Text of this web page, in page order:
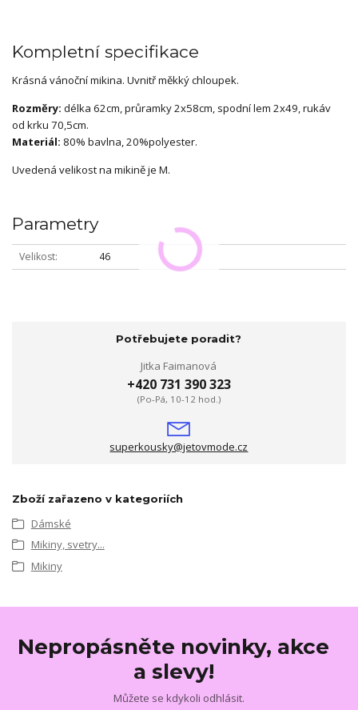
Kompletní specifikace
Krásná vánoční mikina. Uvnitř měkký chloupek.
Rozměry: délka 62cm, průramky 2x58cm, spodní lem 2x49, rukáv
od krku 70,5cm.
Materiál: 80% bavlna, 20%polyester.
Uvedená velikost na mikině je M.
Parametry
Velikost 46
Potřebujete poradit?
Jitka Faimanová
+420 731 390 323
(Po-Pá, 10-12 hod.)
superkousky@jetovmode.cz
Zboží zařazeno v kategoriích
Dámské
Mikiny, svetry...
Mikiny
Nepropásněte novinky, akce
a slevy!
Můžete se kdykoli odhlásit.